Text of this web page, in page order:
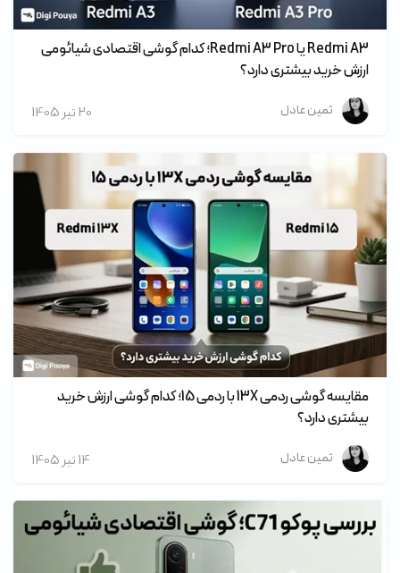
Redmi A3 یا Redmi A3 Pro؛ کدام گوشی اقتصادی شیائومی
ارزش خرید بیشتری دارد؟
ثمین عادل 20 تير 1405
مقایسه گوشی ردمی 13X با ردمی 15؛ کدام گوشی ارزش خرید
بیشتری دارد؟
ثمین عادل 14 تير 1405